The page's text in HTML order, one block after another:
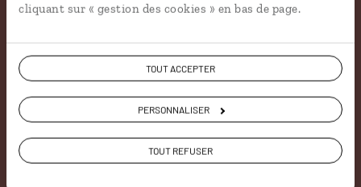
cliquant sur « gestion des cookies » en bas de page.
TOUT ACCEPTER
PERSONNALISER
TOUT REFUSER
Pourquoi voyager avec
nous
Soyons honnête, nous ne sommes pas les seuls
à proposer des voyages sur mesure,mais nous
avons quelques atouts qui font
incontestablement la différence.